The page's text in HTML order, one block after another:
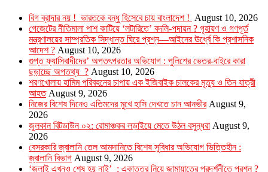
বিগ ব্রাদার নয় ! ভারতকে বন্ধু হিসেবে চায় বাংলাদেশ ! August 10, 2026
গেজেটের নীতিমালা পাশ কাটিয়ে ‘লটারিতে’ বদলি-পদায়ন ? গৃহায়ণ ও গণপূর্ত
মন্ত্রণালয়ের সাম্প্রতিক সিদ্ধান্ত ঘিরে প্রশ্ন—আইনের ঊর্ধ্বে কি প্রশাসনিক
আদেশ ? August 10, 2026
গুপ্ত ফ্যাসিবাদীদের’ অপতৎপরতার অভিযোগ : পুলিশের ভেতর-বাইরে কারা
ছড়াচ্ছে অপতথ্য ? August 10, 2026
শরণখোলায় হামিম পরিবহনের চাপায় এক ইজিবাইক চালকের মৃত্যু ও তিন যাত্রী
আহত August 9, 2026
নিজের বিশেষ দিনেও এতিমদের মুখে হাসি দেখতে চান আনভীর August 9,
2026
জুলকান বিটডাউন ০২: রোমাঞ্চকর লড়াইয়ে মেতে উঠল বসুন্ধরা August 9,
2026
বেসরকারি জ্বালানি তেল আমদানিতে বিশেষ সুবিধার অভিযোগ ভিত্তিহীন :
জ্বালানি বিভাগ August 9, 2026
‘জুলাই এখনও শেষ হয় নাই’ : একাত্তর নিয়ে জামায়াতের প্রদর্শনীতে প্রশ্ন ?